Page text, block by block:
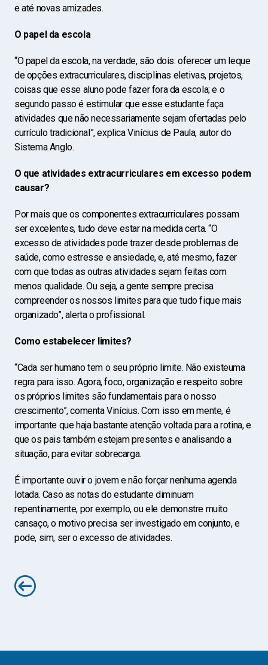
e até novas amizades.
O papel da escola
“O papel da escola, na verdade, são dois: oferecer um leque
de opções extracurriculares, disciplinas eletivas, projetos,
coisas que esse aluno pode fazer fora da escola; e o
segundo passo é estimular que esse estudante faça
atividades que não necessariamente sejam ofertadas pelo
currículo tradicional”, explica Vinícius de Paula, autor do
Sistema Anglo.
O que atividades extracurriculares em excesso podem
causar?
Por mais que os componentes extracurriculares possam
ser excelentes, tudo deve estar na medida certa. “O
excesso de atividades pode trazer desde problemas de
saúde, como estresse e ansiedade, e, até mesmo, fazer
com que todas as outras atividades sejam feitas com
menos qualidade. Ou seja, a gente sempre precisa
compreender os nossos limites para que tudo fique mais
organizado”, alerta o profissional.
Como estabelecer limites?
“Cada ser humano tem o seu próprio limite. Não existeuma
regra para isso. Agora, foco, organização e respeito sobre
os próprios limites são fundamentais para o nosso
crescimento”, comenta Vinícius. Com isso em mente, é
importante que haja bastante atenção voltada para a rotina, e
que os pais também estejam presentes e analisando a
situação, para evitar sobrecarga.
É importante ouvir o jovem e não forçar nenhuma agenda
lotada. Caso as notas do estudante diminuam
repentinamente, por exemplo, ou ele demonstre muito
cansaço, o motivo precisa ser investigado em conjunto, e
pode, sim, ser o excesso de atividades.